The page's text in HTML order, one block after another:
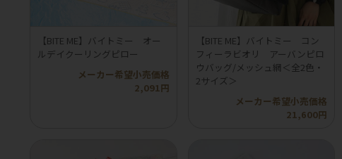
【BITE ME】バイトミー オー
ルデイクーリングピロー
メーカー希望小売価格
2,091円
【BITE ME】バイトミー コン
フィーラビオリ アーバンピロ
ウバッグ/メッシュ網＜全2色・
2サイズ＞
メーカー希望小売価格
21,600円